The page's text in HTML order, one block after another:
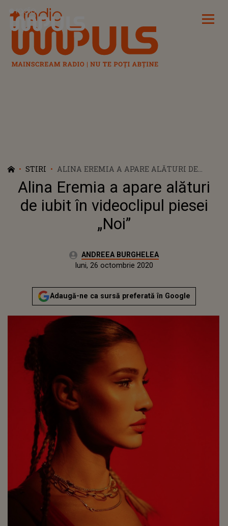
Radio Impuls
STIRI
ALINA EREMIA A APARE ALĂTURI DE
IUBIT ÎN VIDEOCLIPUL PIESEI „NOI”
Alina Eremia a apare alături
de iubit în videoclipul piesei
„Noi”
Autor:ANDREEA BURGHELEA
luni, 26 octombrie 2020Actualizat:
luni, 26 octombrie 2020
Adaugă-ne ca sursă preferată în Google